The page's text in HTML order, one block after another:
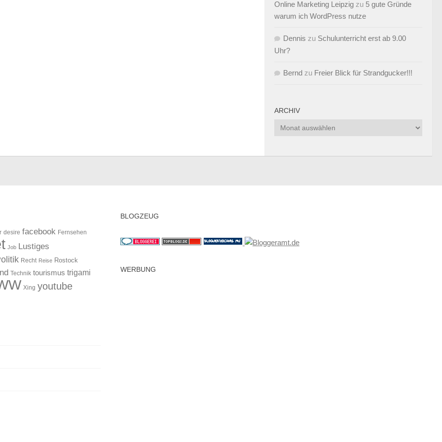
Online Marketing Leipzig zu 5 gute Gründe
warum ich WordPress nutze
Dennis zu Schulunterricht erst ab 9.00
Uhr?
Bernd zu Freier Blick für Strandgucker!!!
ARCHIV
Archiv
desire facebook Fernsehen
Job Lustiges
Recht Reise Rostock
Technik tourismus trigami
Xing youtube
BLOGZEUG
WERBUNG